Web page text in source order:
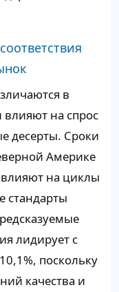
в
на спрос
десерты. Сроки
Америке
на циклы
стандарты
лидирует с
поскольку
качества и